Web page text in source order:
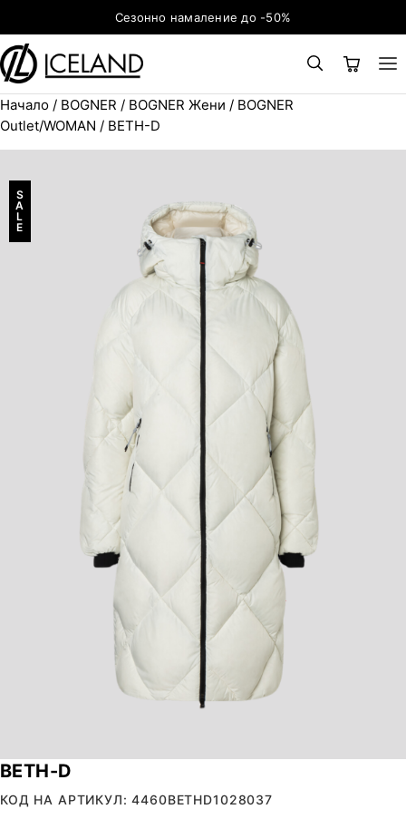
Към съдържаниетоСезонно намаление до -50%
Search for:
Начало / BOGNER / BOGNER Жени / BOGNER
Outlet/WOMAN / BETH-D
S
A
L
E
BETH-D
КОД НА АРТИКУЛ: 4460BETHD1028037